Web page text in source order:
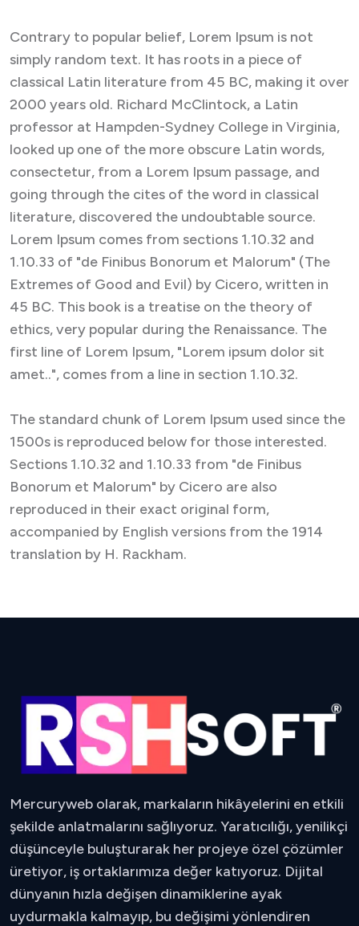
Contrary to popular belief, Lorem Ipsum is not
simply random text. It has roots in a piece of
classical Latin literature from 45 BC, making it over
2000 years old. Richard McClintock, a Latin
professor at Hampden-Sydney College in Virginia,
looked up one of the more obscure Latin words,
consectetur, from a Lorem Ipsum passage, and
going through the cites of the word in classical
literature, discovered the undoubtable source.
Lorem Ipsum comes from sections 1.10.32 and
1.10.33 of "de Finibus Bonorum et Malorum" (The
Extremes of Good and Evil) by Cicero, written in
45 BC. This book is a treatise on the theory of
ethics, very popular during the Renaissance. The
first line of Lorem Ipsum, "Lorem ipsum dolor sit
amet..", comes from a line in section 1.10.32.
The standard chunk of Lorem Ipsum used since the
1500s is reproduced below for those interested.
Sections 1.10.32 and 1.10.33 from "de Finibus
Bonorum et Malorum" by Cicero are also
reproduced in their exact original form,
accompanied by English versions from the 1914
translation by H. Rackham.
Mercuryweb olarak, markaların hikâyelerini en etkili
şekilde anlatmalarını sağlıyoruz. Yaratıcılığı, yenilikçi
düşünceyle buluşturarak her projeye özel çözümler
üretiyor, iş ortaklarımıza değer katıyoruz. Dijital
dünyanın hızla değişen dinamiklerine ayak
uydurmakla kalmayıp, bu değişimi yönlendiren